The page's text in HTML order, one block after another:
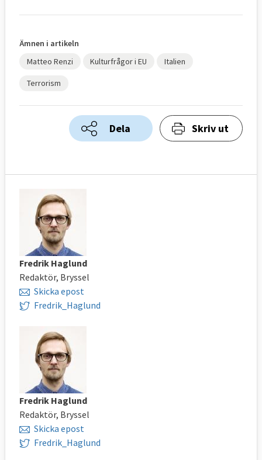
Ämnen i artikeln
Matteo Renzi
Kulturfrågor i EU Italien
Terrorism
Dela Skriv ut
Fredrik Haglund
Redaktör, Bryssel
Skicka epost
Fredrik_Haglund
Fredrik Haglund
Redaktör, Bryssel
Skicka epost
Fredrik_Haglund